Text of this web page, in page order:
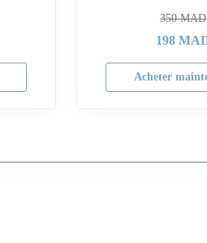
350MAD
198
Acheter